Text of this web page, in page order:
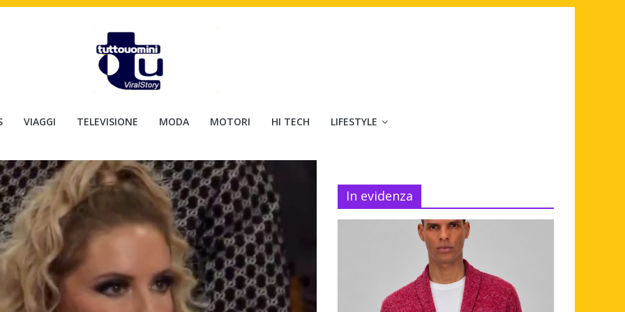
VIAGGI TELEVISIONE MODA MOTORI HI TECH LIFESTYLE
In evidenza